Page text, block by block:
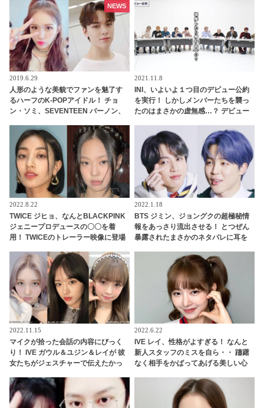
にびっくり
2019.6.29
人形のような美貌でファンを魅了す
るハーフのK-POPアイドル！ チョ
ン・ソミ、SEVENTEEN バーノン、
NEWS
2021.11.8
INI、いよいよ１つ目のデビュー公約
を実行！ しかしメンバーたちを襲っ
たのはまさかの虚無感…？ デビュー
アレに苦しめられたメンバーたちの
バラエティセンスにくぎづけ
2022.8.22
TWICE ジヒョ、なんとBLACKPINK
ジェニープロデュースの〇〇を着
用！ TWICEのトレーラー映像に登場
な場面でのコラボにファン大興奮
2022.1.18
BTS ジミン、ジョングクの超極秘情
報をあっさり流出させる！ とつぜん
暴露されたまさかのネタバレに耳を
ていいの…？ 予想だにしなかった展
開が面白すぎる
2022.11.15
マイクが拾った会話の内容にびっく
り！ IVE ガウル＆ユジン＆レイが 彼
女たちがジェスチャーで伝えたかっ
すぎる気づかいにほっこり
2022.6.22
IVE レイ、性格がよすぎる！ なんと
新人スタッフのミスを自ら・・ 躊躇
なく相手をかばってあげる美しい心